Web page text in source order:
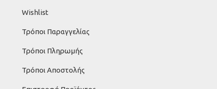
Wishlist
Τρόποι Παραγγελίας
Τρόποι Πληρωμής
Τρόποι Αποστολής